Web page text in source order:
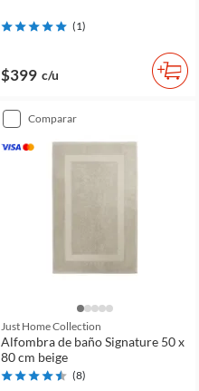
(1)
$399 c/u
comparar
Just Home Collection
Alfombra de baño Signature 50 x
80 cm beige
(8)